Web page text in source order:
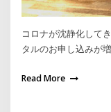
コロナが沈静化して
タルのお申し込みが
Read More